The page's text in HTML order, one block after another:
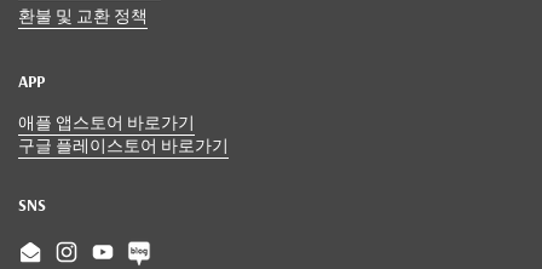
환불 및 교환 정책
APP
애플 앱스토어 바로가기
구글 플레이스토어 바로가기
SNS
EmailInstagram
YouTube